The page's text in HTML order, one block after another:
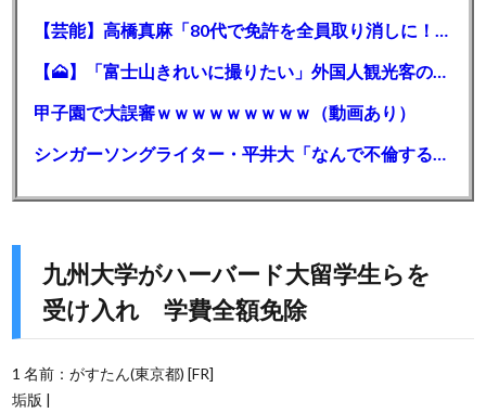
【芸能】高橋真麻「80代で免許を全員取り消しに！」 高齢ドライバーの事故問題で、高齢者の運転免許取り消し法を提案
【🗻】「富士山きれいに撮りたい」外国人観光客のレンタカー事故が急増…「ハンドルが逆で慣れず」、道の狭さも
甲子園で大誤審ｗｗｗｗｗｗｗｗｗ（動画あり）
シンガーソングライター・平井大「なんで不倫するか知ってる？妥協で結婚するからさ。」←浅すぎると大炎上
九州大学がハーバード大留学生らを
受け入れ 学費全額免除
1 名前：がすたん(東京都) [FR]
垢版 |